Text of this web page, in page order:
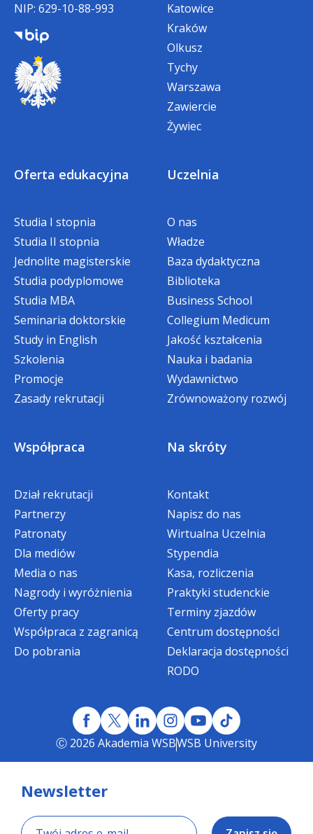
NIP: 629-10-88-993
Katowice
Kraków
Olkusz
Tychy
Warszawa
Zawiercie
Żywiec
Oferta edukacyjna
Studia I stopnia
Studia II stopnia
Jednolite magisterskie
Studia podyplomowe
Studia MBA
Seminaria doktorskie
Study in English
Szkolenia
Promocje
Zasady rekrutacji
Uczelnia
O nas
Władze
Baza dydaktyczna
Biblioteka
Business School
Collegium Medicum
Jakość kształcenia
Nauka i badania
Wydawnictwo
Zrównoważony rozwój
Współpraca
Dział rekrutacji
Partnerzy
Patronaty
Dla mediów
Media o nas
Nagrody i wyróżnienia
Oferty pracy
Współpraca z zagranicą
Do pobrania
Na skróty
Kontakt
Napisz do nas
Wirtualna Uczelnia
Stypendia
Kasa, rozliczenia
Praktyki studenckie
Terminy zjazdów
Centrum dostępności
Deklaracja dostępności
RODO
Ⓒ 2026 Akademia WSBWSB University
Newsletter